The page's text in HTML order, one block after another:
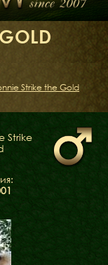
Strike the Gold
Strike